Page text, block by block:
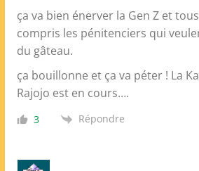
ça va bien énerver la Gen Z et
compris les pénitenciers qui
du gâteau.
ça bouillonne et ça va péter ! La
Rajojo est en cours….
3 Répondre